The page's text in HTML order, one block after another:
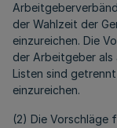
der Wahlzeit der
einzureichen. Die
der Arbeitgeber als
Listen sind
einzureichen.
(2) Die Vorschläge